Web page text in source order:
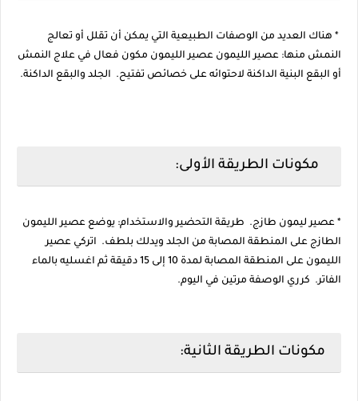
* هناك العديد من الوصفات الطبيعية التي يمكن أن تقلل أو تعالج
النمش منها: عصير الليمون عصير الليمون مكون فعال في علاج النمش
أو البقع البنية الداكنة لاحتوائه على خصائص تفتيح. الجلد والبقع الداكنة.
مكونات الطريقة الأولى:
* عصير ليمون طازج. طريقة التحضير والاستخدام: يوضع عصير الليمون
الطازج على المنطقة المصابة من الجلد ويدلك بلطف. اتركي عصير
الليمون على المنطقة المصابة لمدة 10 إلى 15 دقيقة ثم اغسليه بالماء
الفاتر. كرري الوصفة مرتين في اليوم.
مكونات الطريقة الثانية: